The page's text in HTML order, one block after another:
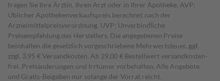
fragen Sie Ihre Ärztin, Ihren Arzt oder in Ihrer Apotheke. AVP:
Üblicher Apothekenverkaufspreis berechnet nach der
Arzneimittelpreisverordnung. UVP: Unverbindliche
Preisempfehlung des Herstellers. Die angegebenen Preise
beinhalten die gesetzlich vorgeschriebene Mehrwertsteuer, ggf.
zzgl. 3,95 € Versandkosten. Ab 29,00 € Bestell­wert versand­kosten­
frei. Preisänderungen und Irrtümer vorbehalten. Alle Angebote
und Gratis-Beigaben nur solange der Vorrat reicht.